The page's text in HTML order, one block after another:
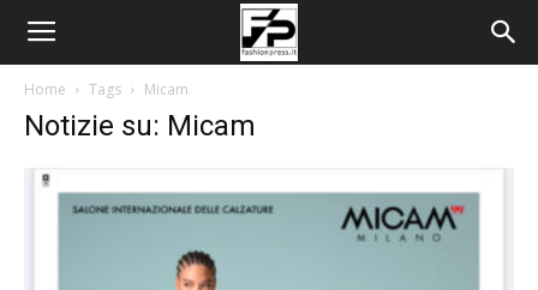
Home Tags Micam
Notizie su: Micam